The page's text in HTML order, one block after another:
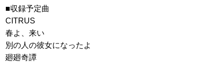
■収録予定曲
CITRUS
春よ、来い
別の人の彼女になったよ
廻廻奇譚